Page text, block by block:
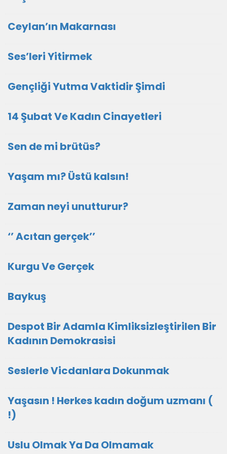
Ceylan’ın Makarnası
Ses’leri Yitirmek
Gençliği Yutma Vaktidir Şimdi
14 Şubat Ve Kadın Cinayetleri
Sen de mi brütüs?
Yaşam mı? Üstü kalsın!
Zaman neyi unutturur?
‘’ Acıtan gerçek’’
Kurgu Ve Gerçek
Baykuş
Despot Bir Adamla Kimliksizleştirilen Bir
Kadının Demokrasisi
Seslerle Vicdanlara Dokunmak
Yaşasın ! Herkes kadın doğum uzmanı (
!)
Uslu Olmak Ya Da Olmamak